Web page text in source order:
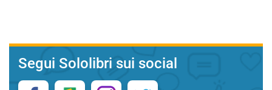
Segui Sololibri sui social